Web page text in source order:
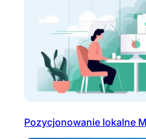
Pozycjonowanie lokalne